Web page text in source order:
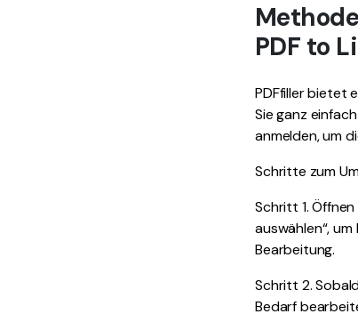
PDF to
PDFfiller bietet
Sie ganz
anmelden, um
Schritte zum
Schritt 1.
auswählen“,
Bearbeitung.
Schritt 2.
Bedarf